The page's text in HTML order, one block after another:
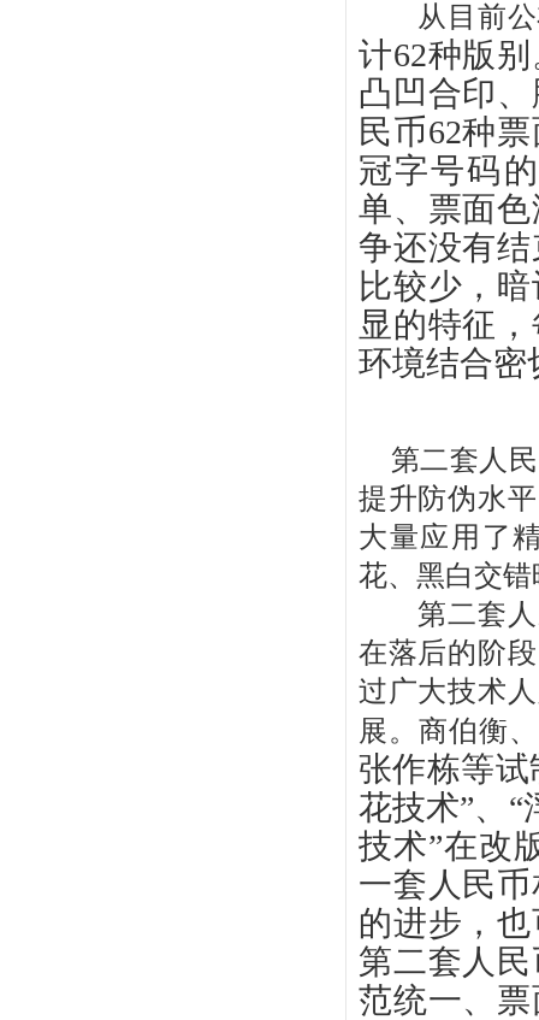
从目前公
计62种版
凸凹合印
民币62种
冠字号码
单、票面
争还没有
比较少，
显的特征
环境结合密
第二套人民
提升防伪水
大量应用了
花、黑白交
第二套人
在落后的阶
过广大技术
展。商伯衡
张作栋等试
花技术”、“
技术”在改
一套人民
的进步，
第二套人
范统一、